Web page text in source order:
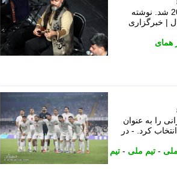
«پرواز همای» خوانندهٔ رسمی ترانه های تیم ملی فوتبال در جام جهانی 2026 شد. نوشته
| خبرگزاری
همای
را به عنوان
ملی برای حضور در جام جهانی 2026 آمریکا انتخاب کرد. - در
- تیم ملی - تیم